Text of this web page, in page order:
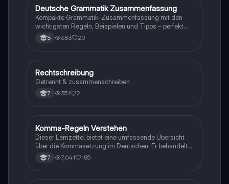
Zeichensetzung. Ideal für Schüler, die ihre Kenntnisse
in der deutschen Sprache vertiefen möchten.
Deutsch
Deutsche Grammatik Zusammenfassung
Kompakte Grammatik-Zusammenfassung mit den
wichtigsten Regeln, Beispielen und Tipps – perfekt
zum schnellen Wiederholen und Lernen.
8 683 20
Deutsch
Rechtschreibung
Getrennt & zusammenschreiben
7 351 2
Deutsch
Komma-Regeln Verstehen
Dieser Lernzettel bietet eine umfassende Übersicht
über die Kommasetzung im Deutschen. Er behandelt
wichtige Regeln zur Verwendung von Kommas bei
Aufzählungen, Anreden, Haupt- und Nebensätzen
7 7,041 185